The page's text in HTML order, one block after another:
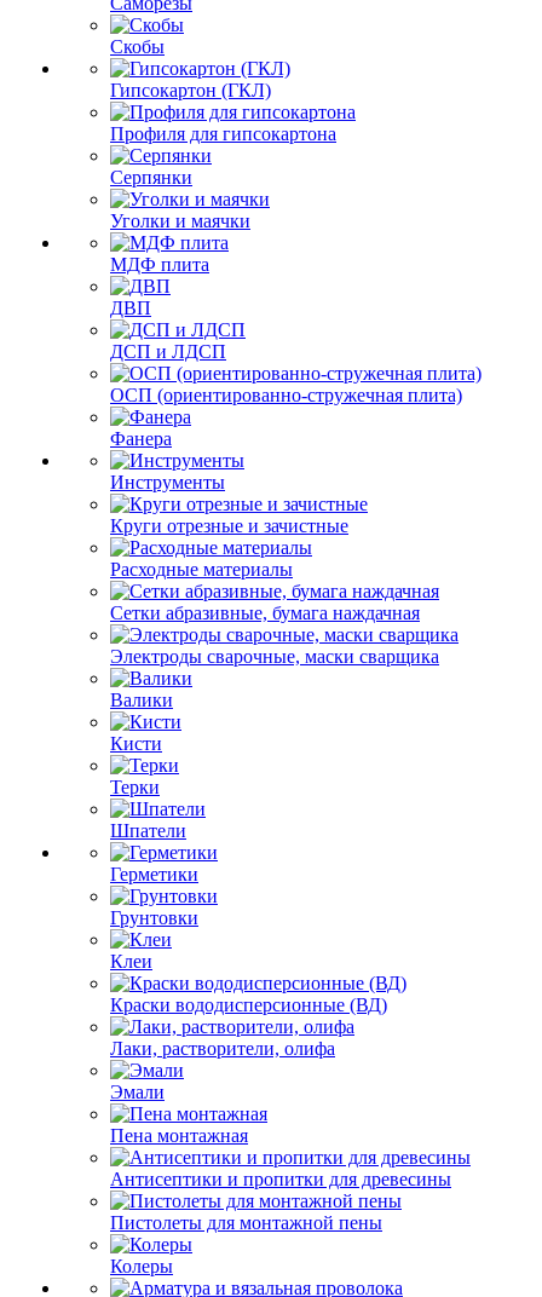
Скобы
Гипсокартон (ГКЛ)
Профиля для гипсокартона
Серпянки
Уголки и маячки
МДФ плита
ДВП
ДСП и ЛДСП
ОСП (ориентированно-стружечная плита)
Фанера
Инструменты
Круги отрезные и зачистные
Расходные материалы
Сетки абразивные, бумага наждачная
Электроды сварочные, маски сварщика
Валики
Кисти
Терки
Шпатели
Герметики
Грунтовки
Клеи
Краски вододисперсионные (ВД)
Лаки, растворители, олифа
Эмали
Пена монтажная
Антисептики и пропитки для древесины
Пистолеты для монтажной пены
Колеры